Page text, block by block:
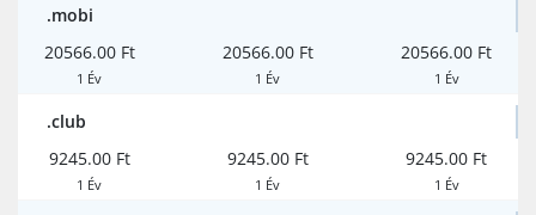
.mobi
20566.00 Ft
1 Év
20566.00 Ft
1 Év
20566.00 Ft
1 Év
.club
9245.00 Ft
1 Év
9245.00 Ft
1 Év
9245.00 Ft
1 Év